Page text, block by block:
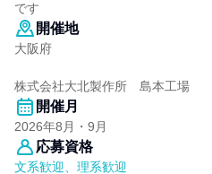
です
開催地
大阪府
株式会社大北製作所 島本工場
開催月
2026年8月・9月
応募資格
文系歓迎、理系歓迎